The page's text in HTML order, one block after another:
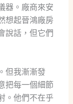
器。廠商來安
想起晉鴻廠房
說話，但它們
但我漸漸發
把每一個細節
。他們不在乎